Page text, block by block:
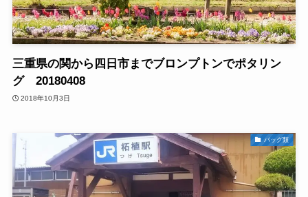
三重県の関から四日市までブロンプトンでポタリン
グ 20180408
2018年10月3日
バッグ類